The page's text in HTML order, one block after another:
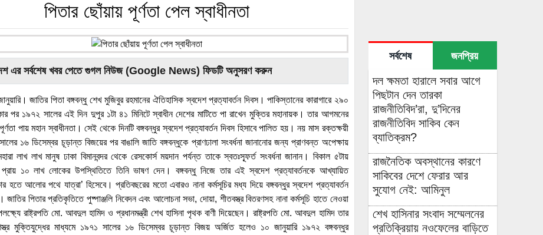
পিতার ছোঁয়ায় পূর্ণতা পেল স্বাধীনতা
এর সর্বশেষ খবর পেতে গুগল নিউজ (Google News) ফিডটি অনুসরণ করুন
জাতির পিতা বঙ্গবন্ধু শেখ মুজিবুর রহমানের ঐতিহাসিক স্বদেশ প্রত্যাবর্তন দিবস। পাকিস্তানের কারাগারে ২৯০
পর ১৯৭২ সালের এই দিন দুপুর ১টা ৪১ মিনিটে স্বাধীন দেশের মাটিতে পা রাখেন মুক্তির মহানায়ক। তার আগমনের
পায় মহান স্বাধীনতা। সেই থেকে দিনটি বঙ্গবন্ধুর স্বদেশ প্রত্যাবর্তন দিবস হিসাবে পালিত হয়। নয় মাস রক্তক্ষয়ী
১৬ ডিসেম্বর চূড়ান্ত বিজয়ের পর বাঙালি জাতি বঙ্গবন্ধুকে প্রাণঢালা সংবর্ধনা জানানোর জন্য প্রাণবন্ত অপেক্ষায়
লাখ লাখ মানুষ ঢাকা বিমানবন্দর থেকে রেসকোর্স ময়দান পর্যন্ত তাকে স্বতঃস্ফূর্ত সংবর্ধনা জানান। বিকাল ৫টায়
প্রায় ১০ লাখ লোকের উপস্থিতিতে তিনি ভাষণ দেন। বঙ্গবন্ধু নিজে তার এই স্বদেশ প্রত্যাবর্তনকে আখ্যায়িত
হতে আলোর পথে যাত্রা’ হিসেবে। প্রতিবছরের মতো এবারও নানা কর্মসূচির মধ্য দিয়ে বঙ্গবন্ধুর স্বদেশ প্রত্যাবর্তন
জাতির পিতার প্রতিকৃতিতে পুষ্পাঞ্জলি নিবেদন এবং আলোচনা সভা, দোয়া, শীতবস্ত্র বিতরণসহ নানা কর্মসূচি হাতে নেওয়া
রাষ্ট্রপতি মো. আবদুল হামিদ ও প্রধানমন্ত্রী শেখ হাসিনা পৃথক বাণী দিয়েছেন। রাষ্ট্রপতি মো. আবদুল হামিদ তার
মুক্তিযুদ্ধের মাধ্যমে ১৯৭১ সালের ১৬ ডিসেম্বর চূড়ান্ত বিজয় অর্জিত হলেও ১০ জানুয়ারি ১৯৭২ বঙ্গবন্ধুর
সর্বশেষ জনপ্রিয়
দল ক্ষমতা হারালে সবার আগে
পিছটান দেন তারকা
রাজনীতিবিদ’রা, দু’দিনের
রাজনীতিবিদ সাকিব কেন
ব্যাতিক্রম?
রাজনৈতিক অবস্থানের কারণে
সাকিবের দেশে ফেরার আর
সুযোগ নেই: আমিনুল
শেখ হাসিনার সংবাদ সম্মেলনের
প্রতিক্রিয়ায় নওফেলের বাড়িতে